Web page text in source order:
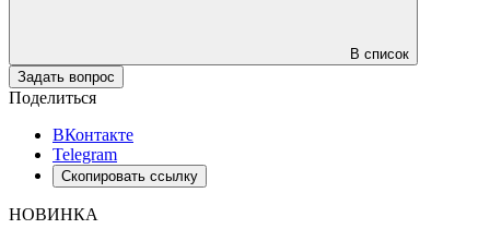
В список
Задать вопрос
Поделиться
ВКонтакте
Telegram
Скопировать ссылку
НОВИНКА